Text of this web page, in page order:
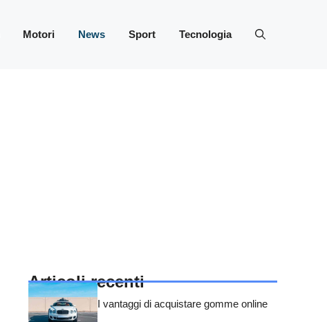
Motori News Sport Tecnologia
Articoli recenti
I vantaggi di acquistare gomme online